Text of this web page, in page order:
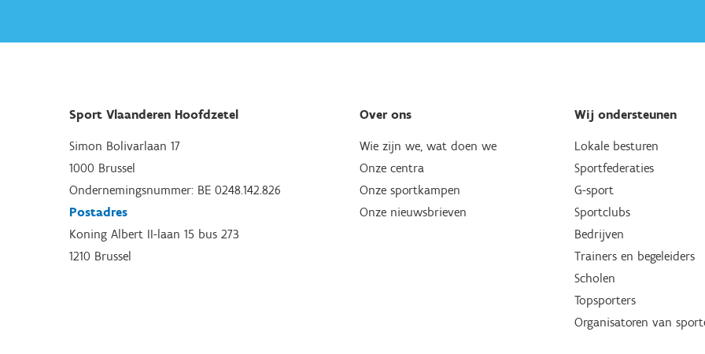
Sport Vlaanderen Hoofdzetel
Simon Bolivarlaan 17
1000 Brussel
Ondernemingsnummer: BE 0248.142.826
Postadres
Koning Albert II-laan 15 bus 273
1210 Brussel
Over ons
Wie zijn we, wat doen we
Onze centra
Onze sportkampen
Onze nieuwsbrieven
Wij ondersteunen
Lokale besturen
Sportfederaties
G-sport
Sportclubs
Bedrijven
Trainers en begeleiders
Scholen
Topsporters
Organisatoren van